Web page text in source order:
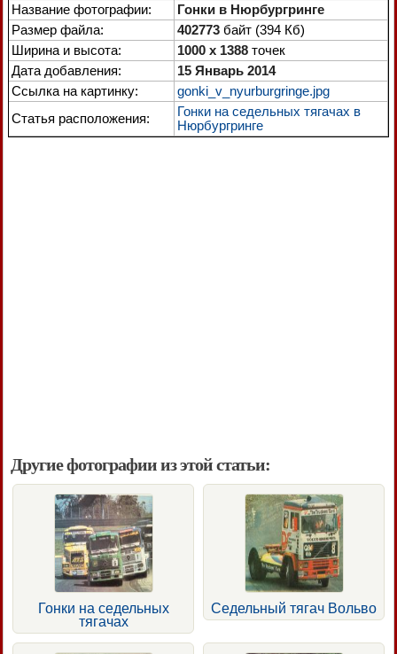
Название фотографии:
Гонки в Нюрбургринге
Размер файла:
402773 байт (394 Кб)
Ширина и высота:
1000 x 1388 точек
Дата добавления:
15 Январь 2014
Ссылка на картинку:
gonki_v_nyurburgringe.jpg
Статья расположения:
Гонки на седельных тягачах в
Нюрбургринге
Другие фотографии из этой статьи:
Гонки на седельных
тягачах
Седельный тягач Вольво